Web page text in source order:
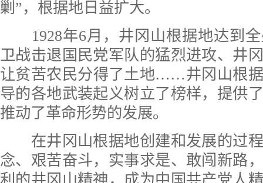
剿”，根据地日益扩大。
1928年6月，井冈山根据地达到全
卫战击退国民党军队的猛烈进攻、井
让贫苦农民分得了土地……井冈山根
导的各地武装起义树立了榜样，提供
推动了革命形势的发展。
在井冈山根据地创建和发展的过程
念、艰苦奋斗，实事求是、敢闯新路
利的井冈山精神，成为中国共产党人